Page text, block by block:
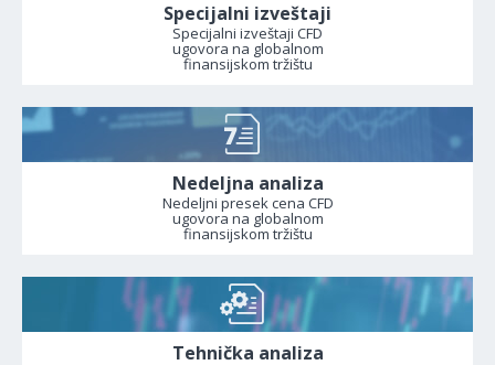
Specijalni izveštaji
Specijalni izveštaji CFD
ugovora na globalnom
finansijskom tržištu
Nedeljna analiza
Nedeljni presek cena CFD
ugovora na globalnom
finansijskom tržištu
Tehnička analiza